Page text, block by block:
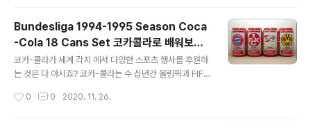
에는 다양한 소재들이 사용되었습니다. I've introduced
you to a variety of Coca-Cola package designs.
From the Coca-Cola logo, rendered in the chara
cters of various countries, to global sporting ev
Bundesliga 1994-1995 Season Coca
-Cola 18 Cans Set 코카콜라로 배워보는
분데스리가
코카-콜라가 세계 각지 에서 다양한 스포츠 행사를 후원하
는 것은 다 아시죠? 코카-콜라는 수 십년간 올림픽과 FIFA
포츠 경기나 리그를 후원하고 있습니다. 오늘은 최근에 입
0 0 2020. 11. 26.